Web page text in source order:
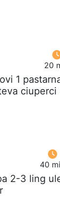
20
1
40
2-3 ling